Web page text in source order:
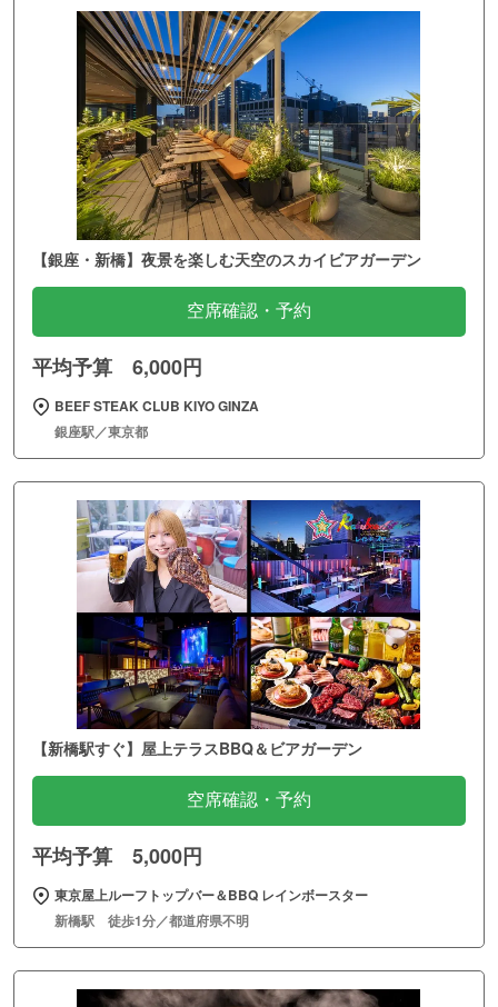
【銀座・新橋】夜景を楽しむ天空のスカイビアガーデン
空席確認・予約
平均予算 6,000円
BEEF STEAK CLUB KIYO GINZA
銀座駅／東京都
【新橋駅すぐ】屋上テラスBBQ＆ビアガーデン
空席確認・予約
平均予算 5,000円
東京屋上ルーフトップバー＆BBQ レインボースター
新橋駅 徒歩1分／都道府県不明